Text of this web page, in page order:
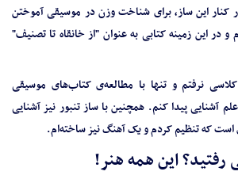
کنار این ساز، برای شناخت وزن در موسیقی آموختن
در این زمینه کتابی به عنوان "از خانقاه تا تصنیف"
نرفتم و تنها با مطالعه‌ی کتاب‌های موسیقی
آشنایی پیدا کنم. همچنین با ساز تنبور نیز آشنایی
است که تنظیم کردم و یک آهنگ نیز ساخته‌ام.
رفتید؟ این همه هنر!